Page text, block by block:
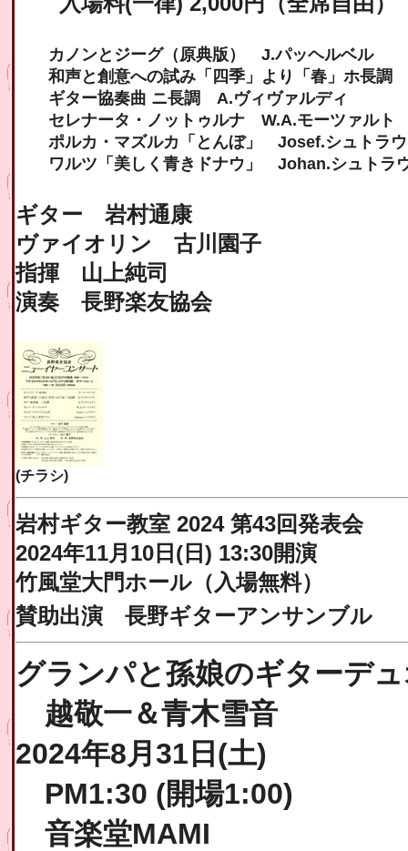
カノンとジーグ（原典版） J.パッヘルベル
和声と創意への試み「四季」より「春」ホ長調
ギター協奏曲 ニ長調 A.ヴィヴァルディ
セレナータ・ノットゥルナ W.A.モーツァルト
ポルカ・マズルカ「とんぼ」 Josef.シュトラ
ワルツ「美しく青きドナウ」 Johan.シュトラ
ギター 岩村通康
ヴァイオリン 古川園子
指揮 山上純司
演奏 長野楽友協会
(チラシ)
岩村ギター教室 2024 第43回発表会
2024年11月10日(日) 13:30開演
竹風堂大門ホール（入場無料）
賛助出演 長野ギターアンサンブル
グランパと孫娘のギターデ
越敬一＆青木雪音
2024年8月31日(土)
PM1:30 (開場1:00)
音楽堂MAMI